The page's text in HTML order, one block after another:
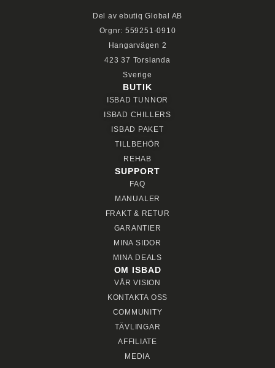
Del av ebutiq Global AB
Orgnr: 559251-0910
Hangarvägen 2
423 37 Torslanda
Sverige
BUTIK
ISBAD TUNNOR
ISBAD CHILLERS
ISBAD PAKET
TILLBEHÖR
REHAB
SUPPORT
FAQ
MANUALER
FRAKT & RETUR
GARANTIER
MINA SIDOR
MINA DEALS
OM ISBAD
VÅR VISION
KONTAKTA OSS
COMMUNITY
TÄVLINGAR
AFFILIATE
MEDIA